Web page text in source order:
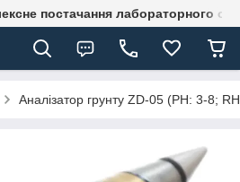
постачання лабораторного
Аналізатор грунту ZD-05 (РН: 3-8;